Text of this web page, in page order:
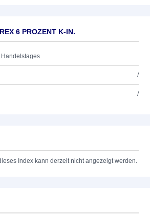
6 PROZENT K-IN.
/
/
Index kann derzeit nicht angezeigt werden.